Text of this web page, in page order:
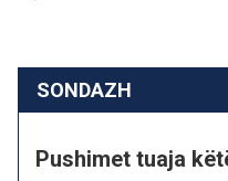
SONDAZH
Pushimet tuaja